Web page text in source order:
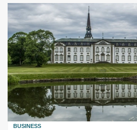
BUSINESS